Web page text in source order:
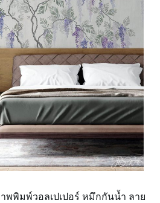
พพิมพ์วอลเปเปอร์ หมึกกันน้ำ ลาย